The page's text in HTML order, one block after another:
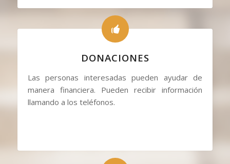
DONACIONES
Las personas interesadas pueden ayudar de
manera financiera. Pueden recibir información
llamando a los teléfonos.